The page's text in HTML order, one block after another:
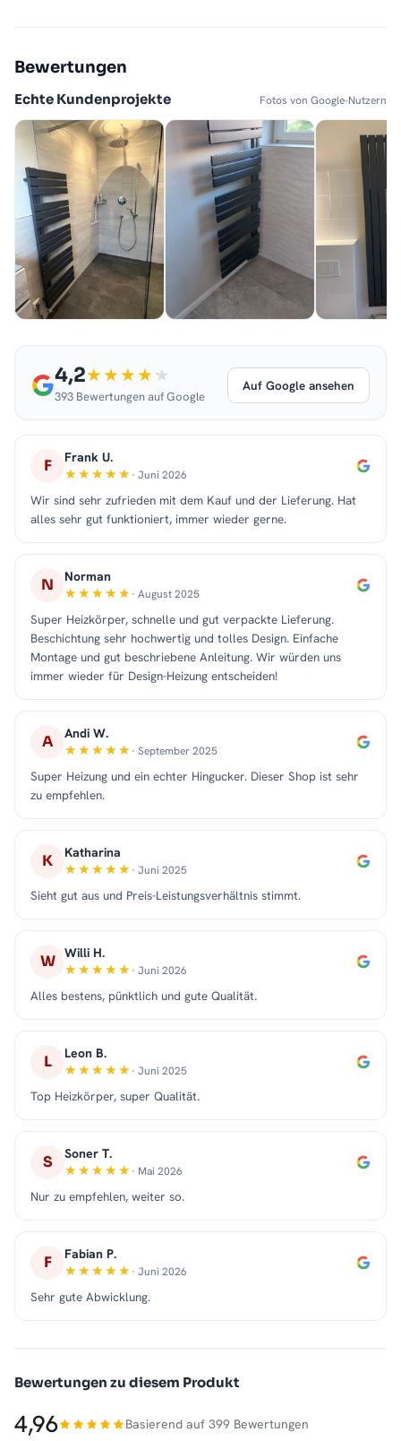
Bewertungen
Echte Kundenprojekte Fotos von Google-Nutzern
4,2
393 Bewertungen auf Google
Auf Google ansehen
F Frank U.
· Juni 2026
Wir sind sehr zufrieden mit dem Kauf und der Lieferung. Hat
alles sehr gut funktioniert, immer wieder gerne.
N Norman
· August 2025
Super Heizkörper, schnelle und gut verpackte Lieferung.
Beschichtung sehr hochwertig und tolles Design. Einfache
Montage und gut beschriebene Anleitung. Wir würden uns
immer wieder für Design-Heizung entscheiden!
A Andi W.
· September 2025
Super Heizung und ein echter Hingucker. Dieser Shop ist sehr
zu empfehlen.
K Katharina
· Juni 2025
Sieht gut aus und Preis-Leistungsverhältnis stimmt.
W Willi H.
· Juni 2026
Alles bestens, pünktlich und gute Qualität.
L Leon B.
· Juni 2025
Top Heizkörper, super Qualität.
S Soner T.
· Mai 2026
Nur zu empfehlen, weiter so.
F Fabian P.
· Juni 2026
Sehr gute Abwicklung.
Bewertungen zu diesem Produkt
4,96 Basierend auf 399 Bewertungen